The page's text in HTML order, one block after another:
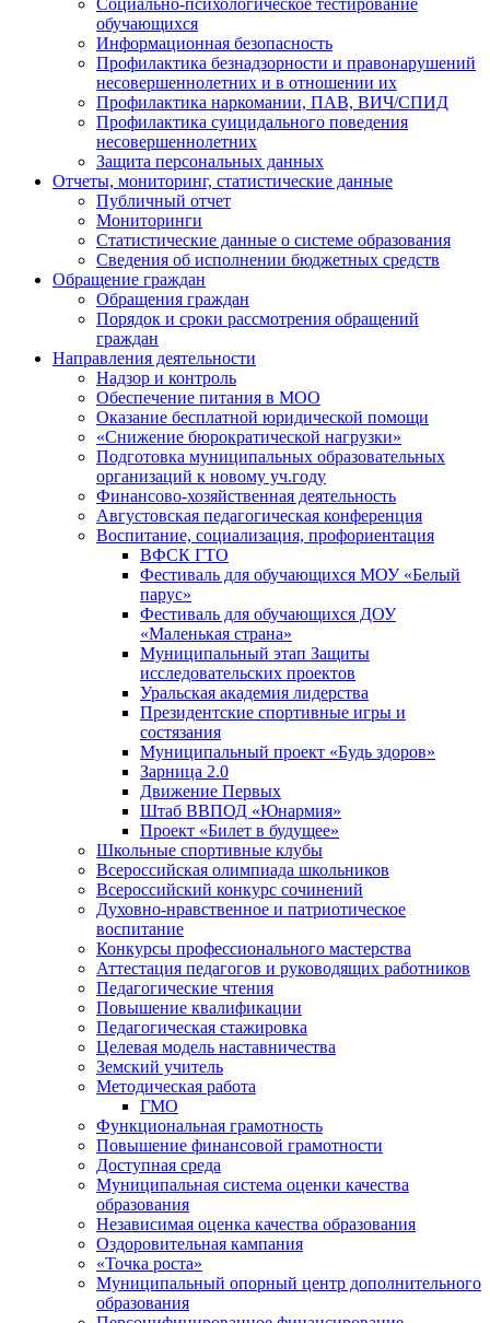
Социально-психологическое тестирование
обучающихся
Информационная безопасность
Профилактика безнадзорности и правонарушений
несовершеннолетних и в отношении их
Профилактика наркомании, ПАВ, ВИЧ/СПИД
Профилактика суицидального поведения
несовершеннолетних
Защита персональных данных
Отчеты, мониторинг, статистические данные
Публичный отчет
Мониторинги
Статистические данные о системе образования
Сведения об исполнении бюджетных средств
Обращение граждан
Обращения граждан
Порядок и сроки рассмотрения обращений
граждан
Направления деятельности
Надзор и контроль
Обеспечение питания в МОО
Оказание бесплатной юридической помощи
«Снижение бюрократической нагрузки»
Подготовка муниципальных образовательных
организаций к новому уч.году
Финансово-хозяйственная деятельность
Августовская педагогическая конференция
Воспитание, социализация, профориентация
ВФСК ГТО
Фестиваль для обучающихся МОУ «Белый
парус»
Фестиваль для обучающихся ДОУ
«Маленькая страна»
Муниципальный этап Защиты
исследовательских проектов
Уральская академия лидерства
Президентские спортивные игры и
состязания
Муниципальный проект «Будь здоров»
Зарница 2.0
Движение Первых
Штаб ВВПОД «Юнармия»
Проект «Билет в будущее»
Школьные спортивные клубы
Всероссийская олимпиада школьников
Всероссийский конкурс сочинений
Духовно-нравственное и патриотическое
воспитание
Конкурсы профессионального мастерства
Аттестация педагогов и руководящих работников
Педагогические чтения
Повышение квалификации
Педагогическая стажировка
Целевая модель наставничества
Земский учитель
Методическая работа
ГМО
Функциональная грамотность
Повышение финансовой грамотности
Доступная среда
Муниципальная система оценки качества
образования
Независимая оценка качества образования
Оздоровительная кампания
«Точка роста»
Муниципальный опорный центр дополнительного
образования